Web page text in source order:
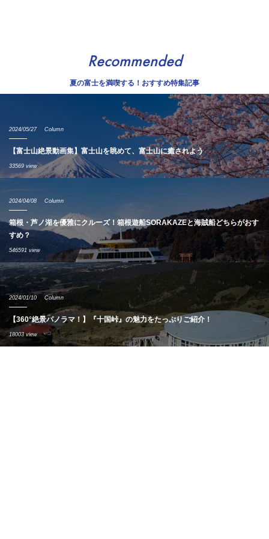
Recommended
夏の富士を満喫する！おすすめ特集記事
2024/05/27 Column
【富士山絶景動画集】富士山を眺めて、富士山に癒されよう
33569 view
2024/04/08 Column
箱根・芦ノ湖を優雅にクルーズ！箱根遊船SORAKAZEと海賊船どちらがおす
すめ？
546591 view
2024/01/10 Column
【360°絶景パノラマ！】『十国峠』の魅力をたっぷりご紹介！
18003 view